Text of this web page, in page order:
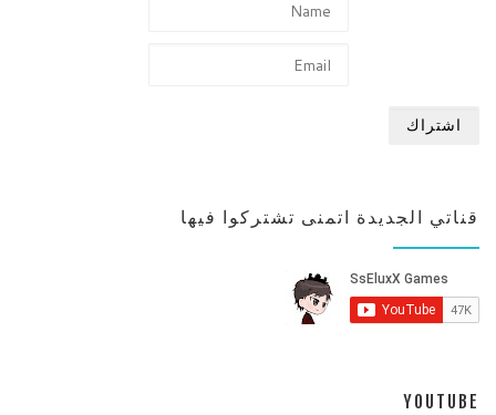
قناتي الجديدة اتمنى تشتركوا فيها
YOUTUBE